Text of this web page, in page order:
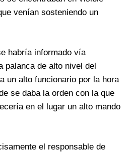
venían sosteniendo un
habría informado vía
palanca de alto nivel del
un alto funcionario por la hora
se daba la orden con la que
en el lugar un alto mando
el responsable de